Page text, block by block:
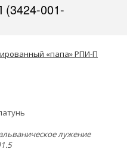
001-
«папа» РПИ-П
лужение
1.5